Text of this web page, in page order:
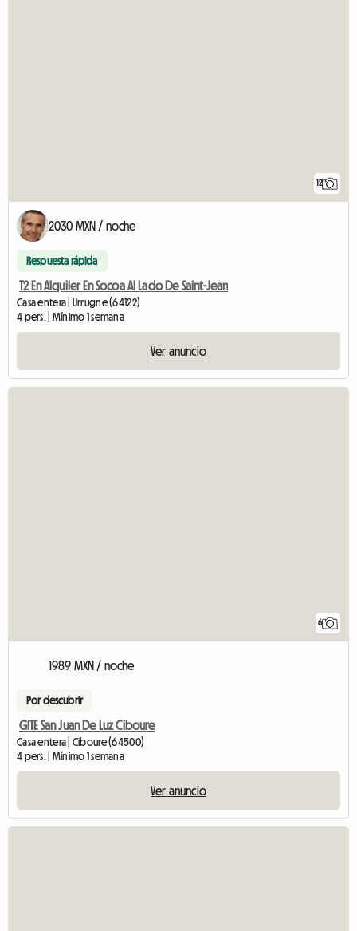
12
2030 MXN / noche
Respuesta rápida
T2 En Alquiler En Socoa Al Lado De Saint-Jean
Casa entera | Urrugne (64122)
4 pers. | Mínimo 1 semana
Ver anuncio
6
1989 MXN / noche
Por descubrir
GITE San Juan De Luz Ciboure
Casa entera | Ciboure (64500)
4 pers. | Mínimo 1 semana
Ver anuncio